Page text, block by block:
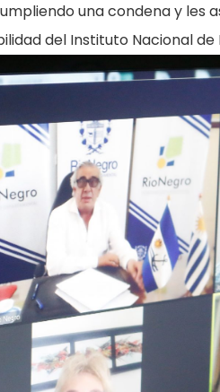
una condena y les
del Instituto Nacional de